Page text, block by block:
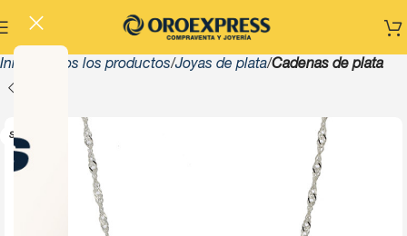
Inicio Todos los productos Joyas de plata Cadenas de plata
SOLD OUT